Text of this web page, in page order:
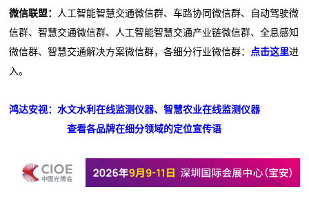
微信联盟：
人工智能智慧交通微信群、车路协同微信群、自动驾驶微
信群、智慧交通微信群、人工智能智慧交通产业链微信群、全息感知
微信群、智慧交通解决方案微信群，各细分行业微信群：
点击这里进
入。
鸿达安视：水文水利在线监测仪器、智慧农业在线监测仪器
查看各品牌在细分领域的定位宣传语